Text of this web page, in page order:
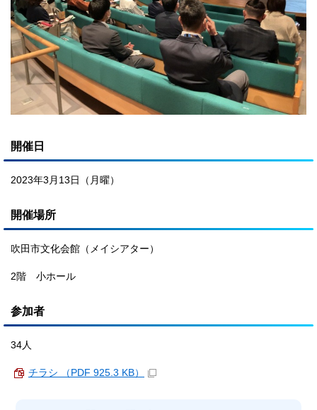
開催日
2023年3月13日（月曜）
開催場所
吹田市文化会館（メイシアター）
2階 小ホール
参加者
34人
チラシ （PDF 925.3 KB）